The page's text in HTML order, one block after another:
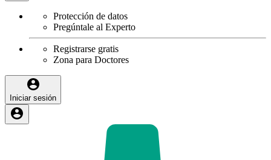
Protección de datos
Pregúntale al Experto
Registrarse gratis
Zona para Doctores
Iniciar sesión